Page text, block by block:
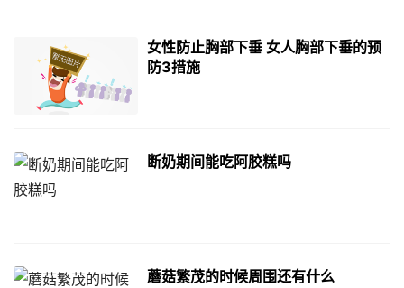
女性防止胸部下垂 女人胸部下垂的预
防3措施
断奶期间能吃阿胶糕吗
蘑菇繁茂的时候周围还有什么